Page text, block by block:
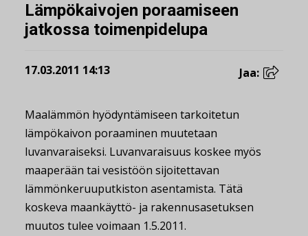
Lämpökaivojen poraamiseen
jatkossa toimenpidelupa
17.03.2011 14:13 Jaa:
Maalämmön hyödyntämiseen tarkoitetun
lämpökaivon poraaminen muutetaan
luvanvaraiseksi. Luvanvaraisuus koskee myös
maaperään tai vesistöön sijoitettavan
lämmönkeruuputkiston asentamista. Tätä
koskeva maankäyttö- ja rakennusasetuksen
muutos tulee voimaan 1.5.2011.